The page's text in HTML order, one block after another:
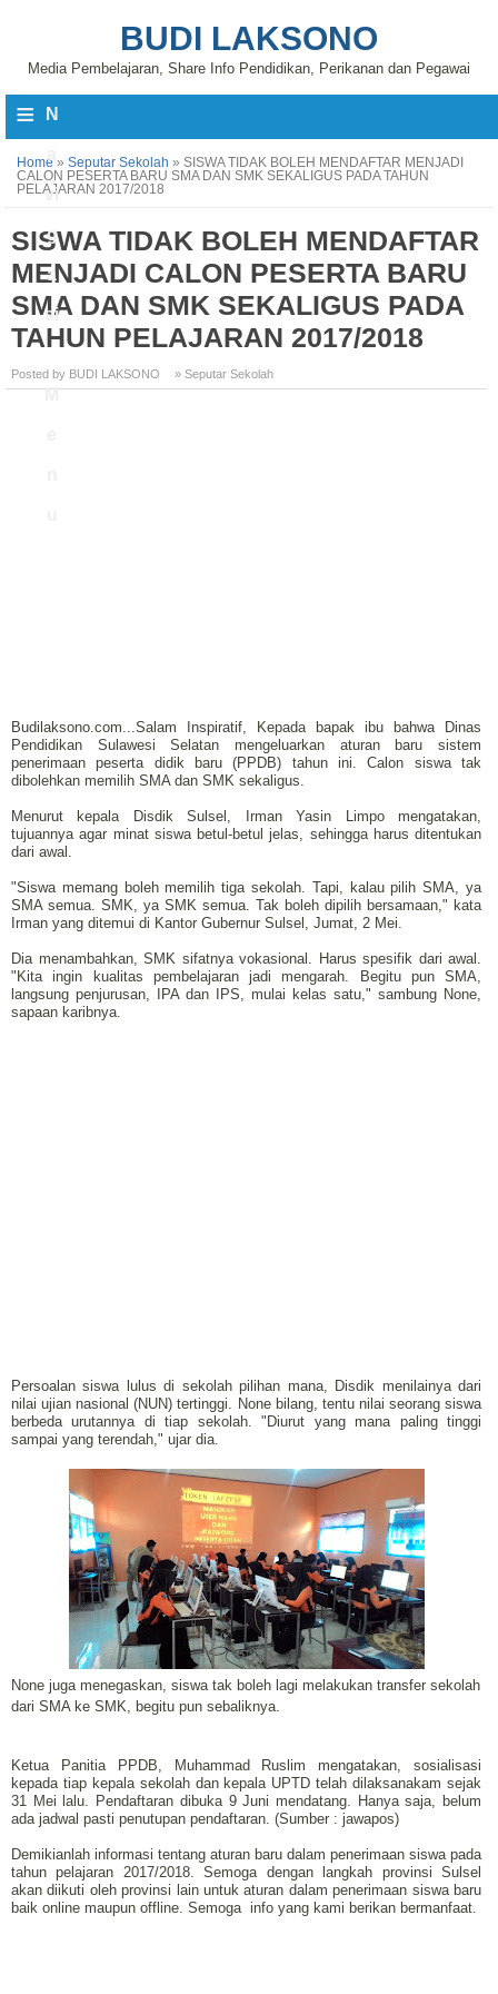
BUDI LAKSONO
Media Pembelajaran, Share Info Pendidikan, Perikanan dan Pegawai
≡ N
vi
g
a
si
M
Home » Seputar Sekolah » SISWA TIDAK BOLEH MENDAFTAR MENJADI
CALON PESERTA BARU SMA DAN SMK SEKALIGUS PADA TAHUN
PELAJARAN 2017/2018
SISWA TIDAK BOLEH MENDAFTAR
MENJADI CALON PESERTA BARU
SMA DAN SMK SEKALIGUS PADA
TAHUN PELAJARAN 2017/2018
Posted by BUDI LAKSONO » Seputar Sekolah
Budilaksono.com...Salam Inspiratif, Kepada bapak ibu bahwa Dinas
Pendidikan Sulawesi Selatan mengeluarkan aturan baru sistem
penerimaan peserta didik baru (PPDB) tahun ini. Calon siswa tak
dibolehkan memilih SMA dan SMK sekaligus.
Menurut kepala Disdik Sulsel, Irman Yasin Limpo mengatakan,
tujuannya agar minat siswa betul-betul jelas, sehingga harus ditentukan
dari awal.
"Siswa memang boleh memilih tiga sekolah. Tapi, kalau pilih SMA, ya
SMA semua. SMK, ya SMK semua. Tak boleh dipilih bersamaan," kata
Irman yang ditemui di Kantor Gubernur Sulsel, Jumat, 2 Mei.
Dia menambahkan, SMK sifatnya vokasional. Harus spesifik dari awal.
"Kita ingin kualitas pembelajaran jadi mengarah. Begitu pun SMA,
langsung penjurusan, IPA dan IPS, mulai kelas satu," sambung None,
sapaan karibnya.
Persoalan siswa lulus di sekolah pilihan mana, Disdik menilainya dari
nilai ujian nasional (NUN) tertinggi. None bilang, tentu nilai seorang siswa
berbeda urutannya di tiap sekolah. "Diurut yang mana paling tinggi
sampai yang terendah," ujar dia.
None juga menegaskan, siswa tak boleh lagi melakukan transfer sekolah
dari SMA ke SMK, begitu pun sebaliknya.
Ketua Panitia PPDB, Muhammad Ruslim mengatakan, sosialisasi
kepada tiap kepala sekolah dan kepala UPTD telah dilaksanakam sejak
31 Mei lalu. Pendaftaran dibuka 9 Juni mendatang. Hanya saja, belum
ada jadwal pasti penutupan pendaftaran. (Sumber : jawapos)
Demikianlah informasi tentang aturan baru dalam penerimaan siswa pada
tahun pelajaran 2017/2018. Semoga dengan langkah provinsi Sulsel
akan diikuti oleh provinsi lain untuk aturan dalam penerimaan siswa baru
baik online maupun offline. Semoga info yang kami berikan bermanfaat.